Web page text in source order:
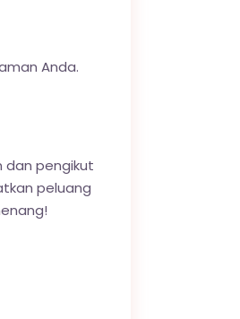
Anda.
dan pengikut
peluang